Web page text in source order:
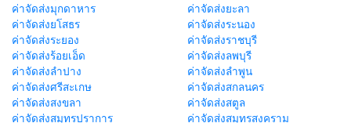
ค่าจัดส่งมุกดาหาร
ค่าจัดส่งยะลา
ค่าจัดส่งยโสธร
ค่าจัดส่งระนอง
ค่าจัดส่งระยอง
ค่าจัดส่งราชบุรี
ค่าจัดส่งร้อยเอ็ด
ค่าจัดส่งลพบุรี
ค่าจัดส่งลำปาง
ค่าจัดส่งลำพูน
ค่าจัดส่งศรีสะเกษ
ค่าจัดส่งสกลนคร
ค่าจัดส่งสงขลา
ค่าจัดส่งสตูล
ค่าจัดส่งสมุทรปราการ
ค่าจัดส่งสมุทรสงคราม